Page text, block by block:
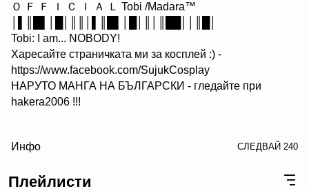
Ｏ Ｆ Ｆ Ｉ Ｃ Ｉ Ａ Ｌ Tobi /Madara™
Tobi: I am... NOBODY!
Харесайте страничката ми за косплей :) -
https://www.facebook.com/SujukCosplay
НАРУТО МАНГА НА БЪЛГАРСКИ - гледайте при
hakera2006 !!!
Аз монтирам клипове и правя визуални ефекти. Ако
Инфо СЛЕДВАЙ 240
Плейлисти